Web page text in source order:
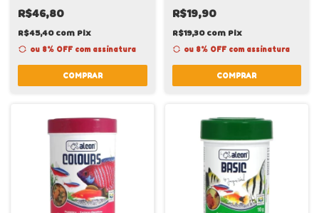
R$46,80
R$45,40com Pix
ou 8% OFF com assinatura
COMPRAR
R$19,90
R$19,30com Pix
ou 8% OFF com assinatura
COMPRAR